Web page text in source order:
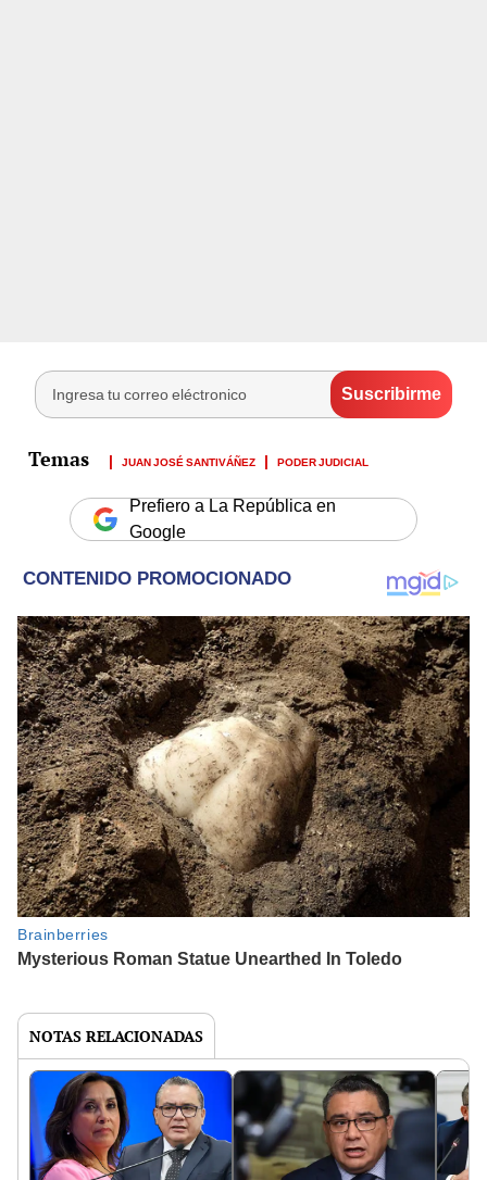
JUAN JOSÉ SANTIVÁÑEZ PODER JUDICIAL
Prefiero a La República en
Google
NOTAS RELACIONADAS